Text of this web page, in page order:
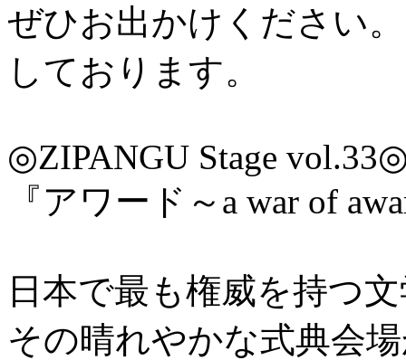
ぜひお出かけください
しております。
◎ZIPANGU Stage
『アワード～a war of
日本で最も権威を持つ
その晴れやかな式典会